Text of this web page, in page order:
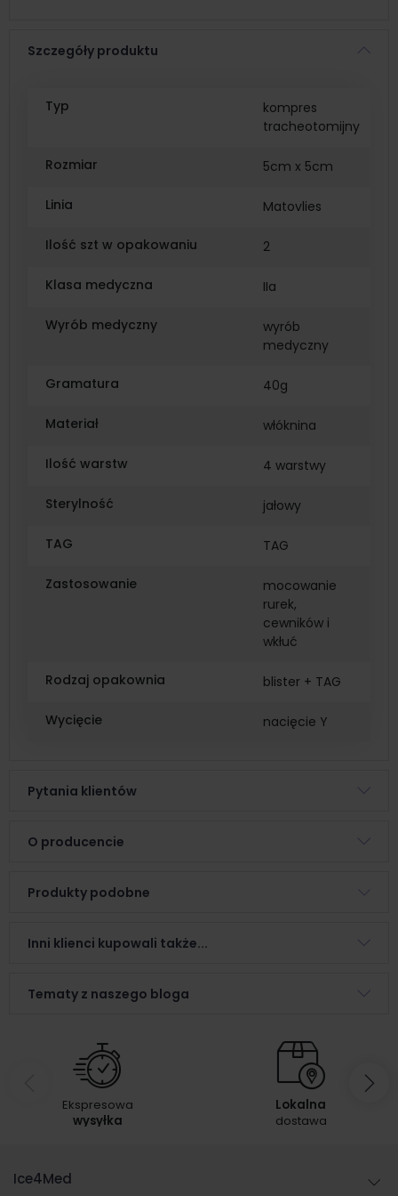
Szczegóły produktu
Typ
kompres
tracheotomijny
Rozmiar 5cm x 5cm
Linia Matovlies
Ilość szt w opakowaniu 2
Klasa medyczna IIa
Wyrób medyczny
wyrób
medyczny
Gramatura 40g
Materiał włóknina
Ilość warstw 4 warstwy
Sterylność jałowy
TAG TAG
Zastosowanie
mocowanie
rurek,
cewników i
wkłuć
Rodzaj opakownia blister + TAG
Wycięcie nacięcie Y
Pytania klientów
O producencie
Produkty podobne
Inni klienci kupowali także...
Tematy z naszego bloga
Ekspresowa
wysyłka
Lokalna
dostawa
Ice4Med